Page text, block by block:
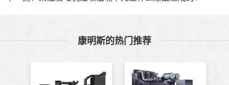
康明斯的热门推荐